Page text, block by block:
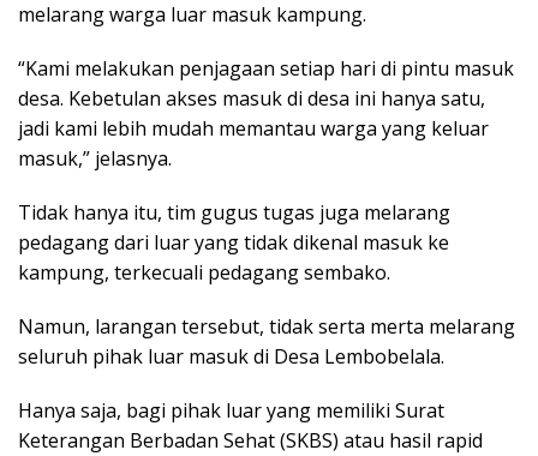
melarang warga luar masuk kampung.
“Kami melakukan penjagaan setiap hari di pintu masuk
desa. Kebetulan akses masuk di desa ini hanya satu,
jadi kami lebih mudah memantau warga yang keluar
masuk,” jelasnya.
Tidak hanya itu, tim gugus tugas juga melarang
pedagang dari luar yang tidak dikenal masuk ke
kampung, terkecuali pedagang sembako.
Namun, larangan tersebut, tidak serta merta melarang
seluruh pihak luar masuk di Desa Lembobelala.
Hanya saja, bagi pihak luar yang memiliki Surat
Keterangan Berbadan Sehat (SKBS) atau hasil rapid